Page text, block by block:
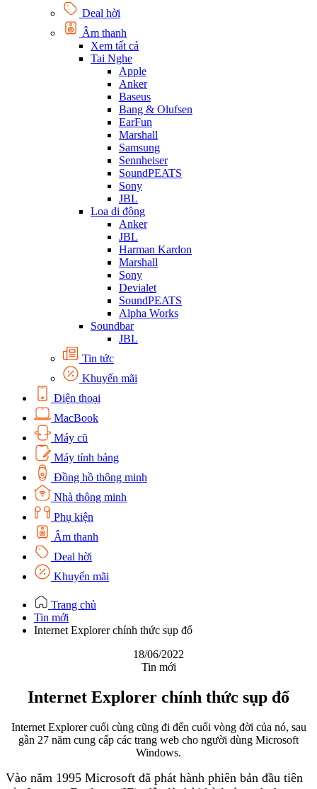
Deal hời
Âm thanh
Xem tất cả
Tai Nghe
Apple
Anker
Baseus
Bang & Olufsen
EarFun
Marshall
Samsung
Sennheiser
SoundPEATS
Sony
JBL
Loa di động
Anker
JBL
Harman Kardon
Marshall
Sony
Devialet
SoundPEATS
Alpha Works
Soundbar
JBL
Tin tức
Khuyến mãi
Điện thoại
MacBook
Máy cũ
Máy tính bảng
Đồng hồ thông minh
Nhà thông minh
Phụ kiện
Âm thanh
Deal hời
Khuyến mãi
Trang chủ
Tin mới
Internet Explorer chính thức sụp đổ
18/06/2022
Tin mới
Internet Explorer chính thức sụp đổ
Internet Explorer cuối cùng cũng đi đến cuối vòng đời của nó, sau
gần 27 năm cung cấp các trang web cho người dùng Microsoft
Windows.
Vào năm 1995 Microsoft đã phát hành phiên bản đầu tiên